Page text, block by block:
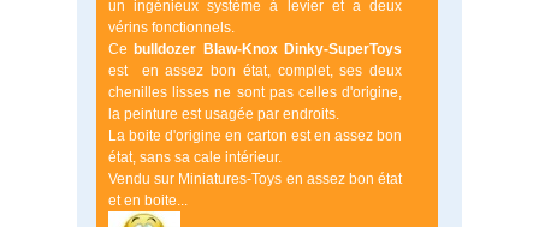
un ingénieux système à levier et a deux
vérins fonctionnels.
Ce bulldozer Blaw-Knox Dinky-SuperToys
est en assez bon état, complet, ses deux
chenilles lisses ne sont pas celles d'origine,
la peinture est usagée par endroits.
La boite d'origine en carton est en assez bon
état, sans sa cale intérieur.
Vendu sur Miniatures-Toys en assez bon état
et en boite...